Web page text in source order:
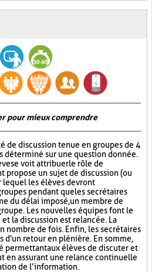
pour mieux comprendre
de discussion tenue en groupes de 4
déterminé sur une question donnée.
se voit attribuer le rôle de
propose un sujet de discussion (ou
lequel les élèves devront
pendant que les secrétaires
du délai imposé, un membre de
Les nouvelles équipes font le
la discussion est relancée. La
nombre de fois. Enfin, les secrétaires
d'un retour en plénière. En somme,
permettant aux élèves de discuter et
en assurant une relance continuelle
de l’information.